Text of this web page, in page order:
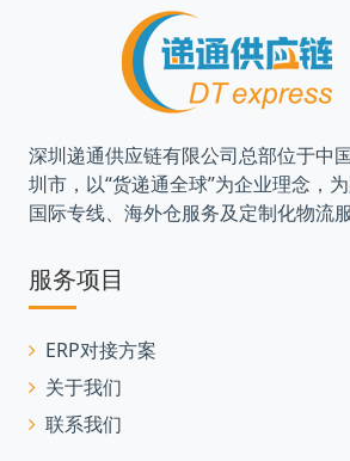
深圳递通供应链有限公司总部位于中
圳市，以“货递通全球”为企业理念，
国际专线、海外仓服务及定制化物流服
服务项目
ERP对接方案
关于我们
联系我们